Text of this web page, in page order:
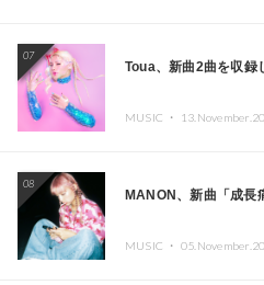
07
Toua、新曲2曲を収録
MUSIC ・
08
MANON、新曲「成長
MUSIC ・